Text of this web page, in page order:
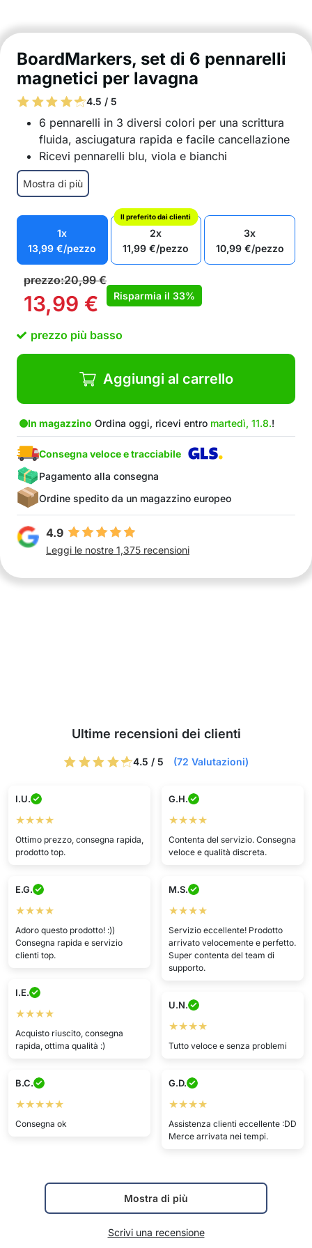
BoardMarkers, set di 6 pennarelli
magnetici per lavagna
4.5 / 5
6 pennarelli in 3 diversi colori per una scrittura
fluida, asciugatura rapida e facile cancellazione
Ricevi pennarelli blu, viola e bianchi
Lunga durata dell’inchiostro
Facile cancellazione dalla lavagna e riutilizzo
Nel pacchetto: 6x pennarello (bianco, blu, viola)
Mostra di più
1x
13,99€/pezzo
Il preferito dai clienti
2x
11,99€/pezzo
3x
10,99 €/pezzo
prezzo:20,99€
13,99 € Risparmia il 33%
prezzo più basso
Aggiungi al carrello
In magazzino Ordina oggi, ricevi entro martedì, 11.8.!
Consegna veloce e tracciabile
Pagamento alla consegna
Ordine spedito da un magazzino europeo
4.9
Leggi le nostre 1,375 recensioni
Ultime recensioni dei clienti
4.5 / 5 (72 Valutazioni)
I.U.
★★★★
Ottimo prezzo, consegna rapida,
prodotto top.
G.H.
★★★★
Contenta del servizio. Consegna
veloce e qualità discreta.
E.G.
★★★★
Adoro questo prodotto! :))
Consegna rapida e servizio
clienti top.
M.S.
★★★★
Servizio eccellente! Prodotto
arrivato velocemente e perfetto.
Super contenta del team di
supporto.
I.E.
★★★★
Acquisto riuscito, consegna
rapida, ottima qualità :)
U.N.
★★★★
Tutto veloce e senza problemi
B.C.
★★★★★
Consegna ok
G.D.
★★★★
Assistenza clienti eccellente :DD
Merce arrivata nei tempi.
Mostra di più
Scrivi una recensione